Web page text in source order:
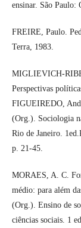
ensinar. São
FREIRE, Paulo.
Terra, 1983.
MIGLIEVICH-
Perspectivas
FIGUEIREDO,
(Org.). Sociologia
Rio de Janeiro.
p. 21-45.
MORAES, A. C.
médio: para além
(Org.). Ensino de
ciências sociais. 1